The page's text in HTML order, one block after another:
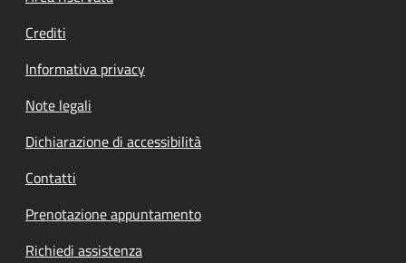
Crediti
Informativa privacy
Note legali
Dichiarazione di accessibilità
Contatti
Prenotazione appuntamento
Richiedi assistenza